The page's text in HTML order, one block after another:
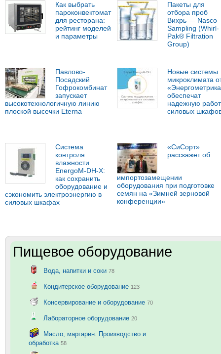
Как выбрать
пароконвектомат
для ресторана:
рейтинг моделей
и параметры
Пакеты для
отбора проб
Вихрь — Nasco
Sampling (Whirl-
Pak® Filtration
Group)
Павлово-
Посадский
Гофрокомбинат
запускает
высокотехнологичную линию
плоской высечки Eterna
Новые системы
микроклимата
обеспечат
надежную
силовых
Система
контроля
влажности
EnergoM-DH-X:
как сохранить
оборудование и
сэкономить электроэнергию в
силовых шкафах
«СиСорт»
расскажет об
импортозамещении
оборудования при подготовке
семян на «Зимней зерновой
конференции»
Пищевое оборудование
Вода, напитки и соки 78
Кондитерское оборудование 123
Консервирование и оборудование 70
Лабораторное оборудование 20
Масло, маргарин. Производство и
обработка 58